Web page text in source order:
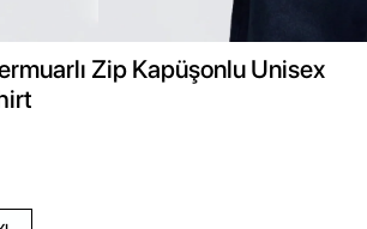
Zip Kapüşonlu Unisex